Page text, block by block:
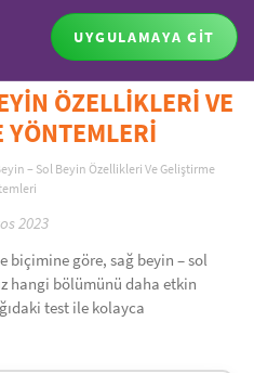
UYGULAMAYA GİT
ÖZELLİKLERİ VE
YÖNTEMLERİ
– Sol Beyin Özellikleri Ve Geliştirme
2023
biçimine göre, sağ beyin – sol
hangi bölümünü daha etkin
test ile kolayca